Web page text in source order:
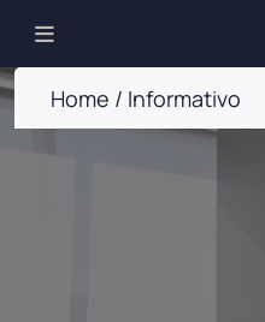
Home / Informativo